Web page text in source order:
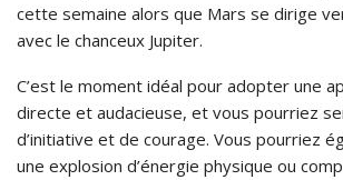
cette semaine alors que Mars se dirige
avec le chanceux Jupiter.
C’est le moment idéal pour adopter une
directe et audacieuse, et vous pourriez
d’initiative et de courage. Vous pourriez
une explosion d’énergie physique ou